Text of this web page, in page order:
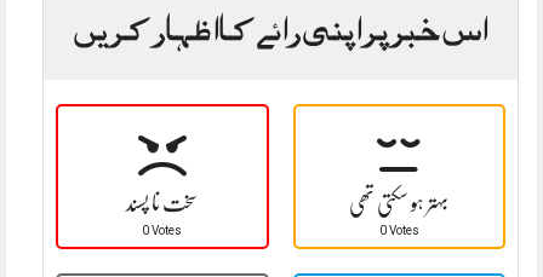
اس خبر پر اپنی رائے کا اظہار کریں
سخت نا پسند
0 Votes
بہتر ہو سکتی تھی
0 Votes